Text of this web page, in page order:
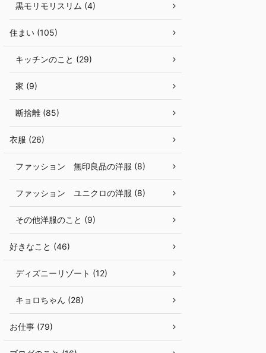
黒モリモリスリム (4)
住まい (105)
キッチンのこと (29)
家 (9)
断捨離 (85)
衣服 (26)
ファッション 無印良品の洋服 (8)
ファッション ユニクロの洋服 (8)
その他洋服のこと (9)
好きなこと (46)
ディズニーリゾート (12)
キョロちゃん (28)
お仕事 (79)